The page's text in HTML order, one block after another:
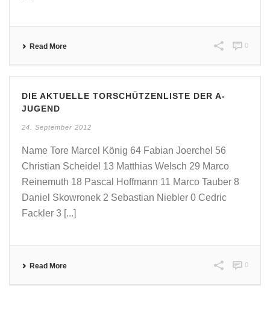
Read More 0
DIE AKTUELLE TORSCHÜTZENLISTE DER A-
JUGEND
24. September 2012
Name Tore Marcel König 64 Fabian Joerchel 56
Christian Scheidel 13 Matthias Welsch 29 Marco
Reinemuth 18 Pascal Hoffmann 11 Marco Tauber 8
Daniel Skowronek 2 Sebastian Niebler 0 Cedric
Fackler 3 [...]
Read More 0